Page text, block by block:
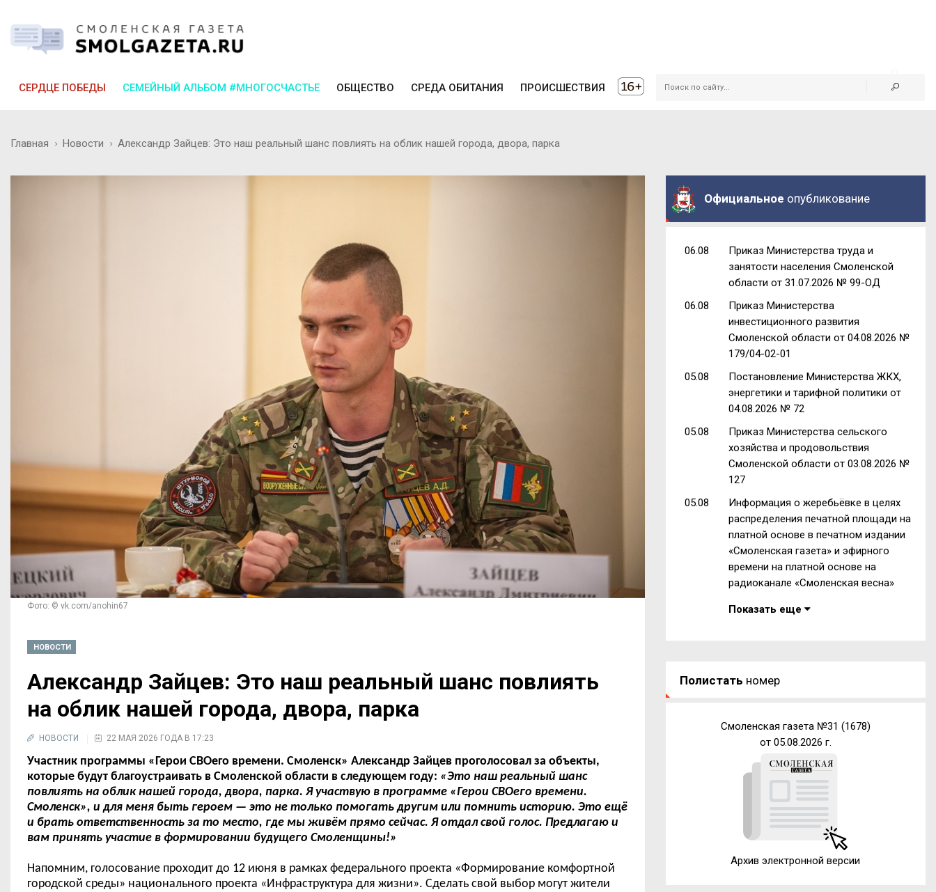
СЕРДЦЕ ПОБЕДЫ СЕМЕЙНЫЙ АЛЬБОМ #МНОГОСЧАСТЬЕ ОБЩЕСТВО СРЕДА ОБИТАНИЯ ПРОИСШЕСТВИЯ
Главная Новости Александр Зайцев: Это наш реальный шанс повлиять на облик нашей города, двора, парка
Фото: © vk.com/anohin67
НОВОСТИ
Александр Зайцев: Это наш реальный шанс повлиять
на облик нашей города, двора, парка
НОВОСТИ 22 МАЯ 2026 ГОДА В 17:23
Участник программы «Герои СВОего времени. Смоленск» Александр Зайцев проголосовал за объекты,
которые будут благоустраивать в Смоленской области в следующем году: «Это наш реальный шанс
повлиять на облик нашей города, двора, парка. Я участвую в программе «Герои СВОего времени.
Смоленск», и для меня быть героем — это не только помогать другим или помнить историю. Это ещё
и брать ответственность за то место, где мы живём прямо сейчас. Я отдал свой голос. Предлагаю и
вам принять участие в формировании будущего Смоленщины!»
Напомним, голосование проходит до 12 июня в рамках федерального проекта «Формирование комфортной
городской среды» национального проекта «Инфраструктура для жизни». Сделать свой выбор могут жители
Официальное опубликование
06.08
Приказ Министерства труда и
занятости населения Смоленской
области от 31.07.2026 № 99-ОД
06.08
Приказ Министерства
инвестиционного развития
Смоленской области от 04.08.2026 №
179/04-02-01
05.08
Постановление Министерства ЖКХ,
энергетики и тарифной политики от
04.08.2026 № 72
05.08
Приказ Министерства сельского
хозяйства и продовольствия
Смоленской области от 03.08.2026 №
127
05.08
Информация о жеребьёвке в целях
распределения печатной площади на
платной основе в печатном издании
«Смоленская газета» и эфирного
времени на платной основе на
радиоканале «Смоленская весна»
Показать еще
Полистать номер
Смоленская газета №31 (1678)
от 05.08.2026 г.
Архив электронной версии